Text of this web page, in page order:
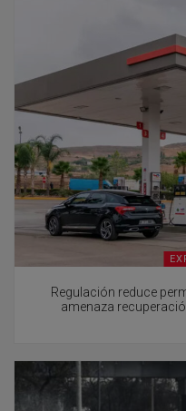
Regulación reduce
amenaza